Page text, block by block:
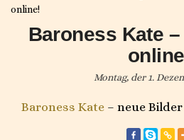
online!
Baroness Kate
Montag, der 1.
Baroness Kate– neue Bilder